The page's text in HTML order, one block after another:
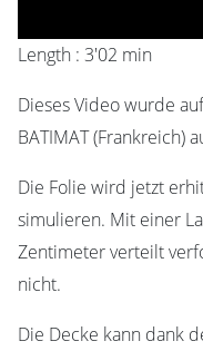
Length : 3'02 min
Dieses Video wurde
BATIMAT (Frankreich)
Die Folie wird jetzt
simulieren. Mit einer
Zentimeter verteilt
nicht.
Die Decke kann dank